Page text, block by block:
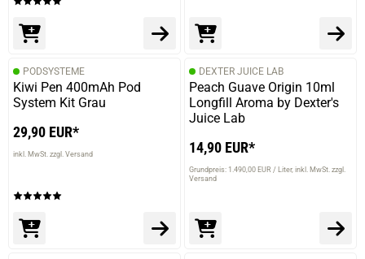
PODSYSTEME
Kiwi Pen 400mAh Pod
System Kit Grau
29,90 EUR*
inkl. MwSt. zzgl. Versand
DEXTER JUICE LAB
Peach Guave Origin 10ml
Longfill Aroma by Dexter's
Juice Lab
14,90 EUR*
Grundpreis: 1.490,00 EUR / Liter inkl. MwSt. zzgl.
Versand